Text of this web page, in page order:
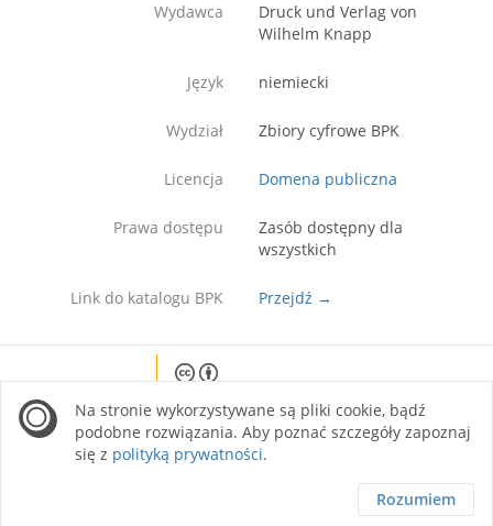
Wydawca
Druck und Verlag von
Wilhelm Knapp
Język niemiecki
Wydział Zbiory cyfrowe BPK
Licencja Domena publiczna
Prawa dostępu
Zasób dostępny dla
wszystkich
Link do katalogu BPK Przejdź →
site is licensed under a Creative Commons
Attribution 4.0 International license.
Na stronie wykorzystywane są pliki cookie, bądź
podobne rozwiązania. Aby poznać szczegóły zapoznaj
się z polityką prywatności.
Rozumiem